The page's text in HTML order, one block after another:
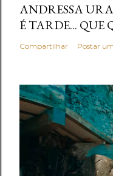
ANDRESSA
É TARDE... QUE
Compartilhar Postar